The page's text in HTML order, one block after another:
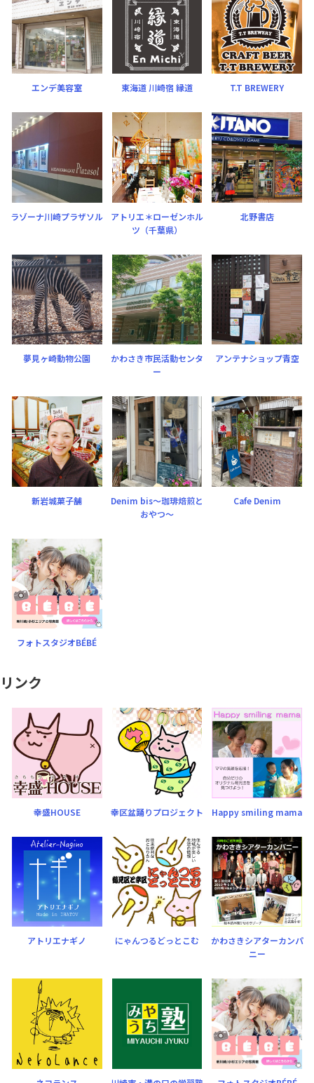
エンデ美容室 東海道 川崎宿 縁道 T.T BREWERY
ラゾーナ川崎プラザソル
アトリエ＊ローゼンホル
ツ（千葉県）
北野書店
夢見ヶ崎動物公園
かわさき市民活動センタ
ー
アンテナショップ青空
新岩城菓子舗
Denim bis〜珈琲焙煎と
おやつ〜
Cafe Denim
フォトスタジオBÉBÉ
リンク
幸盛HOUSE 幸区盆踊りプロジェクト Happy smiling mama
アトリエナギノ にゃんつるどっとこむ
かわさきシアターカンパ
ニー